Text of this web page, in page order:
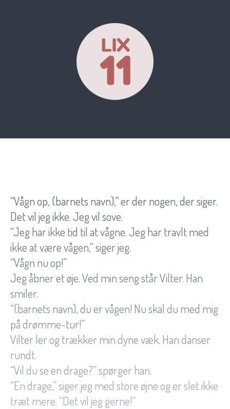
“Vågn op, (barnets navn),” er der nogen, der siger.
Det vil jeg ikke. Jeg vil sove.
“Jeg har ikke tid til at vågne. Jeg har travlt med
ikke at være vågen,” siger jeg.
“Vågn nu op!”
Jeg åbner et øje. Ved min seng står Vilter. Han
smiler.
“(barnets navn), du er vågen! Nu skal du med mig
på drømme-tur!”
Vilter ler og trækker min dyne væk. Han danser
rundt.
“Vil du se en drage?” spørger han.
“En drage,” siger jeg med store øjne og er slet ikke
træt mere. “Det vil jeg gerne!”